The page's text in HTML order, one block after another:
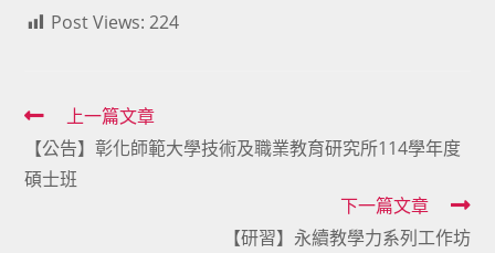
Post Views: 224
Read
more
articles
上一篇文章
【公告】彰化師範大學技術及職業教育研究所114學年度
碩士班
下一篇文章
【研習】永續教學力系列工作坊